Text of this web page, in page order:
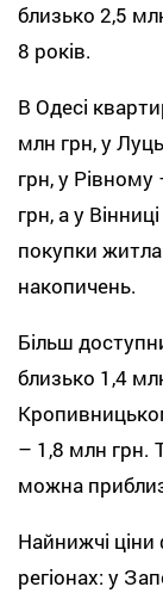
близько 2,5
8 років.
В Одесі
млн грн, у
грн, у
грн, а у
покупки
накопичень.
Більш
близько 1,4
– 1,8 млн грн.
можна
Найнижчі
регіонах: у